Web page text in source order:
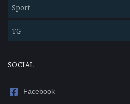
Sport
TG
SOCIAL
Facebook